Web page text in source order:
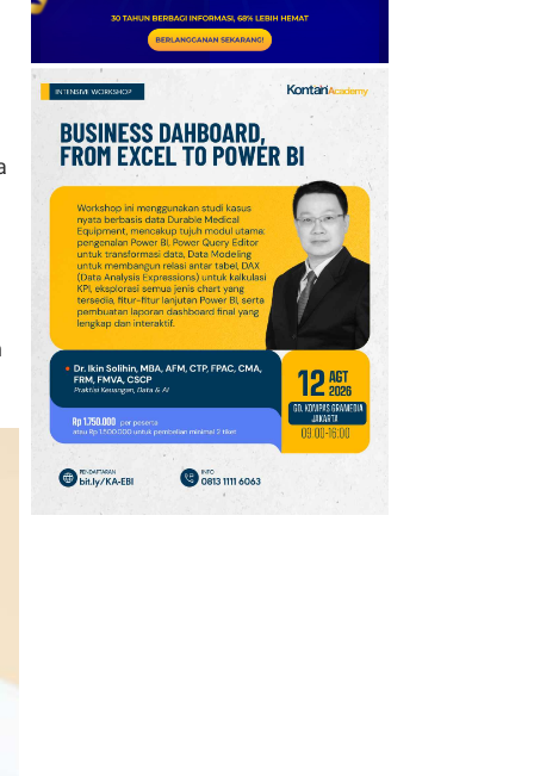
Taiwan Kecam China
soal Aturan Lalu Lintas
Kapal di Selat Taiwan
9
Chatib Basri: Institusi
Kuat Tak Membeli
Kecepatan, tetapi
Ketahanan Ekonomi
10 Harga Emas Diproyeksi
Makin Volatil,
Dipengaruhi Harga
Minyak dan The Fed
11 Daftar Harga Emas
Antam Hari Ini (8/8):
Naik Rp 40.000 Jadi Rp
2.690.000 Per Gram